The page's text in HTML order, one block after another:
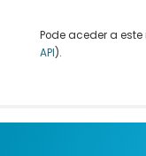
Pode aceder a
API).